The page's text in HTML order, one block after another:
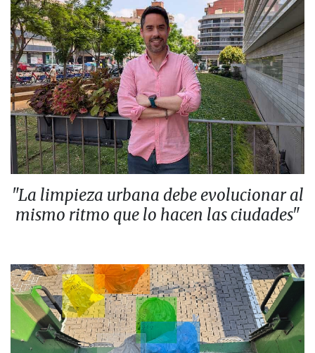
"La limpieza urbana debe evolucionar al
mismo ritmo que lo hacen las ciudades"